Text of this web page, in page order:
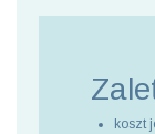
koszt